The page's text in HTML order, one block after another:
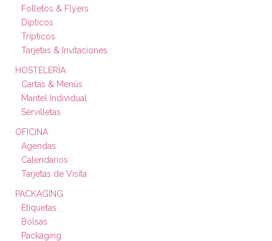
Folletos & Flyers
Dípticos
Trípticos
Tarjetas & Invitaciones
HOSTELERÍA
Cartas & Menús
Mantel Individual
Servilletas
OFICINA
Agendas
Calendarios
Tarjetas de Visita
PACKAGING
Etiquetas
Bolsas
Packaging